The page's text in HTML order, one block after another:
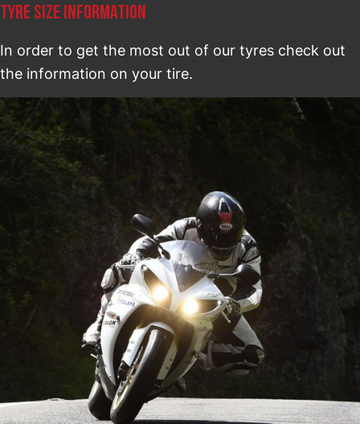
TYRE SIZE INFORMATION
In order to get the most out of our tyres check out
the information on your tire.